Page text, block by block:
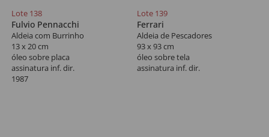
Lote 138
Fulvio Pennacchi
Aldeia com Burrinho
13 x 20 cm
óleo sobre placa
assinatura inf. dir.
1987
Lote 139
Ferrari
Aldeia de Pescadores
93 x 93 cm
óleo sobre tela
assinatura inf. dir.